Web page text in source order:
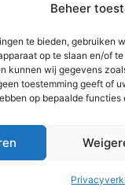
Beheer
te bieden, gebruiken
op te slaan en/of
kunnen wij gegevens
toestemming geeft of
op bepaalde functies